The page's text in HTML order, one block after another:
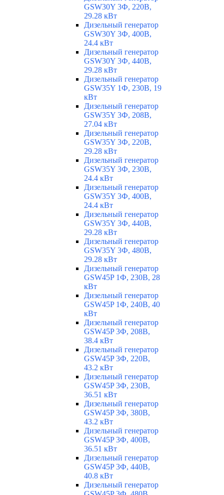
GSW30Y 3Ф, 220В,
29.28 кВт
Дизельный генератор
GSW30Y 3Ф, 400В,
24.4 кВт
Дизельный генератор
GSW30Y 3Ф, 440В,
29.28 кВт
Дизельный генератор
GSW35Y 1Ф, 230В, 19
кВт
Дизельный генератор
GSW35Y 3Ф, 208В,
27.04 кВт
Дизельный генератор
GSW35Y 3Ф, 220В,
29.28 кВт
Дизельный генератор
GSW35Y 3Ф, 230В,
24.4 кВт
Дизельный генератор
GSW35Y 3Ф, 400В,
24.4 кВт
Дизельный генератор
GSW35Y 3Ф, 440В,
29.28 кВт
Дизельный генератор
GSW35Y 3Ф, 480В,
29.28 кВт
Дизельный генератор
GSW45P 1Ф, 230В, 28
кВт
Дизельный генератор
GSW45P 1Ф, 240В, 40
кВт
Дизельный генератор
GSW45P 3Ф, 208В,
38.4 кВт
Дизельный генератор
GSW45P 3Ф, 220В,
43.2 кВт
Дизельный генератор
GSW45P 3Ф, 230В,
36.51 кВт
Дизельный генератор
GSW45P 3Ф, 380В,
43.2 кВт
Дизельный генератор
GSW45P 3Ф, 400В,
36.51 кВт
Дизельный генератор
GSW45P 3Ф, 440В,
40.8 кВт
Дизельный генератор